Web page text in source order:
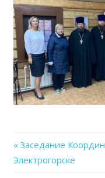
Навигация
Previous
Post:
Заседание
Электрогорске